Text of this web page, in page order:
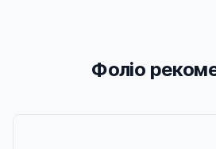
Фоліо